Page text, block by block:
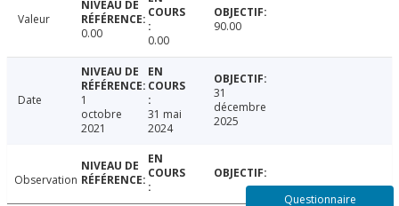
Valeur
0.00
0.00
90.00
Date
1
octobre
2021
31 mai
2024
31
décembre
2025
Observation
Questionnaire